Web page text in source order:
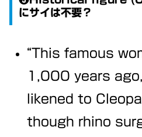
にサイは不要？
“This famous
1,000 years
likened to
though rhino